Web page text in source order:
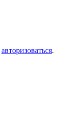
авторизоваться.